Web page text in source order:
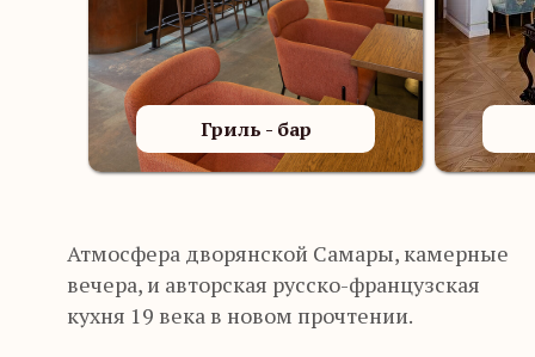
Гриль - бар
Атмосфера дворянской Самары, камерные
вечера, и авторская русско-французская
кухня 19 века в новом прочтении.